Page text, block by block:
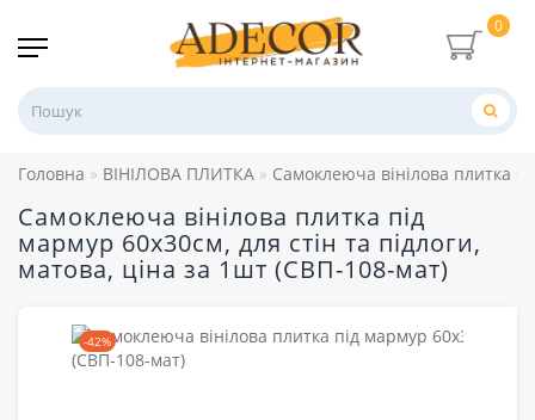
0
Головна ВІНІЛОВА ПЛИТКА Самоклеюча вінілова плитка
Самоклеюча вінілова плитка під
мармур 60х30см, для стін та підлоги,
матова, ціна за 1шт (СВП-108-мат)
-42%